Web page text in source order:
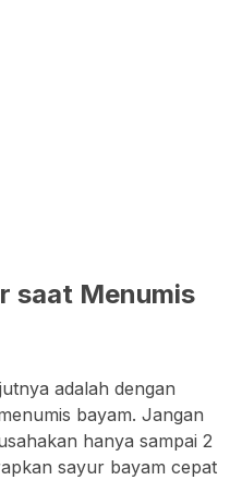
saat Menumis
adalah dengan
bayam. Jangan
hanya sampai 2
sayur bayam cepat